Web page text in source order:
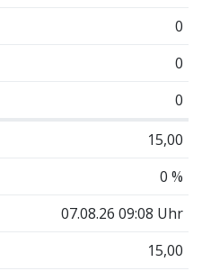
0
0
0
15,00
0 %
07.08.26 09:08 Uhr
15,00